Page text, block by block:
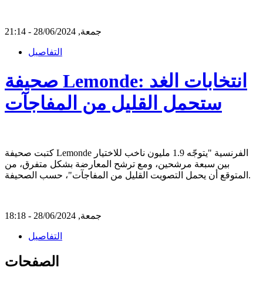
جمعة, 28/06/2024 - 21:14
التفاصيل
صحيفة Lemonde: انتخابات الغد
ستحمل القليل من المفاجآت
كتبت صحيفة Lemonde الفرنسية "يتوجّه 1.9 مليون ناخب للاختيار
بين سبعة مرشحين، ومع ترشح المعارضة بشكل متفرق، من
المتوقع أن يحمل التصويت القليل من المفاجآت"، حسب الصحيفة.
جمعة, 28/06/2024 - 18:18
التفاصيل
الصفحات